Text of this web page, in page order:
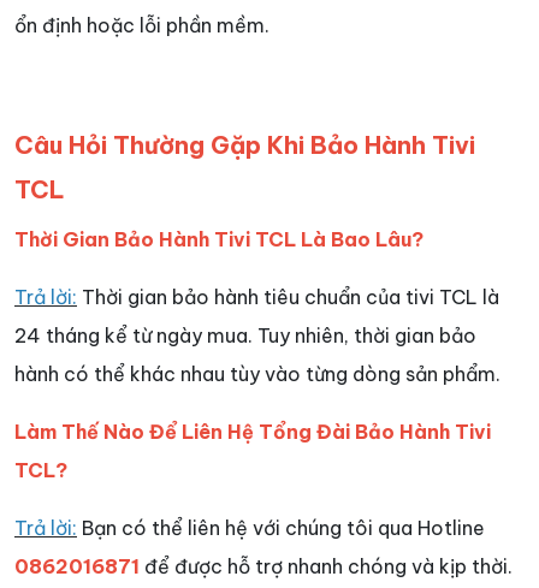
ổn định hoặc lỗi phần mềm.
Câu Hỏi Thường Gặp Khi Bảo Hành Tivi
TCL
Thời Gian Bảo Hành Tivi TCL Là Bao Lâu?
Trả lời: Thời gian bảo hành tiêu chuẩn của tivi TCL là
24 tháng kể từ ngày mua. Tuy nhiên, thời gian bảo
hành có thể khác nhau tùy vào từng dòng sản phẩm.
Làm Thế Nào Để Liên Hệ Tổng Đài Bảo Hành Tivi
TCL?
Trả lời: Bạn có thể liên hệ với chúng tôi qua Hotline
0862016871 để được hỗ trợ nhanh chóng và kịp thời.